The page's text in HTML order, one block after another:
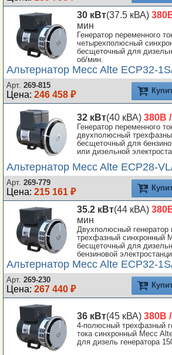
30 кВт(37.5 кВА)
мин
Генератор переменного
четырехполюсный
бесщеточный для
об/мин.
Альтернатор Mecc Alte ECP32-
Арт. 269-815
Цена: 246 458 ₽
32 кВт(40 кВА) 380В
Генератор переменного
двухполюсный
бесщеточный для
или дизельной
Альтернатор Mecc Alte ECP28-
Арт. 269-779
Цена: 215 161 ₽
35.2 кВт(44 кВА)
мин
Двухполюсный генератор
трехфазный синхронный
бесщеточный для
бензиновой
Альтернатор Mecc Alte ECP32-
Арт. 269-230
Цена: 267 440 ₽
36 кВт(45 кВА) 380В
4-полюсный трехфазный
тока синхронный Mecc
для дизель генератора